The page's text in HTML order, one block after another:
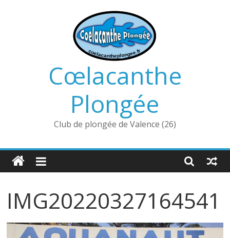
Cœlacanthe
Plongée
Club de plongée de Valence (26)
IMG20220327164541